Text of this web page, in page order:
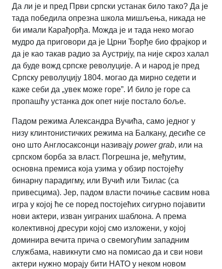
Да ли је и пред Први српски устанак било тако? Да је
тада победила опрезна школа мишљења, никада не
би имали Карађорђа. Можда је и тада неко могао
мудро да приговори да је Црни Ђорђе био фрајкор и
да је као такав радио за Аустрију, па није скроз халал
да буде вожд српске револуције. А и народ је пред
Српску револуцију 1804. могао да мирно седети и
каже себи да „увек може горе”. И било је горе са
пропашћу устанка док опет није постало боље.
Падом режима Александра Вучића, само једног у
низу клинтонистичких режима на Балкану, десиће се
оно што Англосаксонци називају power grab, или на
српском борба за власт. Погрешна је, међутим,
основна премиса која узима у обзир постојећу
бинарну парадигму, или Вучић или Ђилас (са
привесцима). Јер, падом власти почиње сасвим нова
игра у којој ће се поред постојећих сигурно појавити
нови актери, изван уиграних шаблона. А према
колективној дресури којој смо изложени, у којој
доминира вечита прича о свемогућим западним
службама, навикнути смо на помисао да и сви нови
актери нужно морају бити НАТО у неком новом